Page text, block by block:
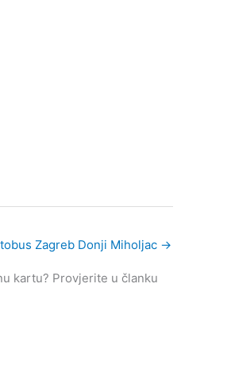
Zagreb Donji Miholjac →
kartu? Provjerite u članku